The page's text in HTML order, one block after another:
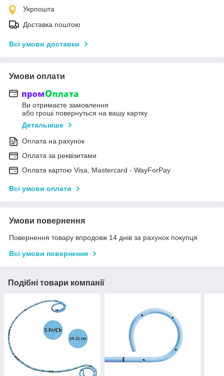
Укрпошта
Доставка поштою
Всі умови доставки
Умови оплати
Ви отримаєте замовлення
або гроші повернуться на вашу картку
Детальніше
Оплата на рахунок
Оплата за реквізитами
Оплата картою Visa, Mastercard - WayForPay
Всі умови оплати
Умови повернення
Повернення товару впродовж 14 днів за рахунок покупця
Всі умови повернення
Подібні товари компанії